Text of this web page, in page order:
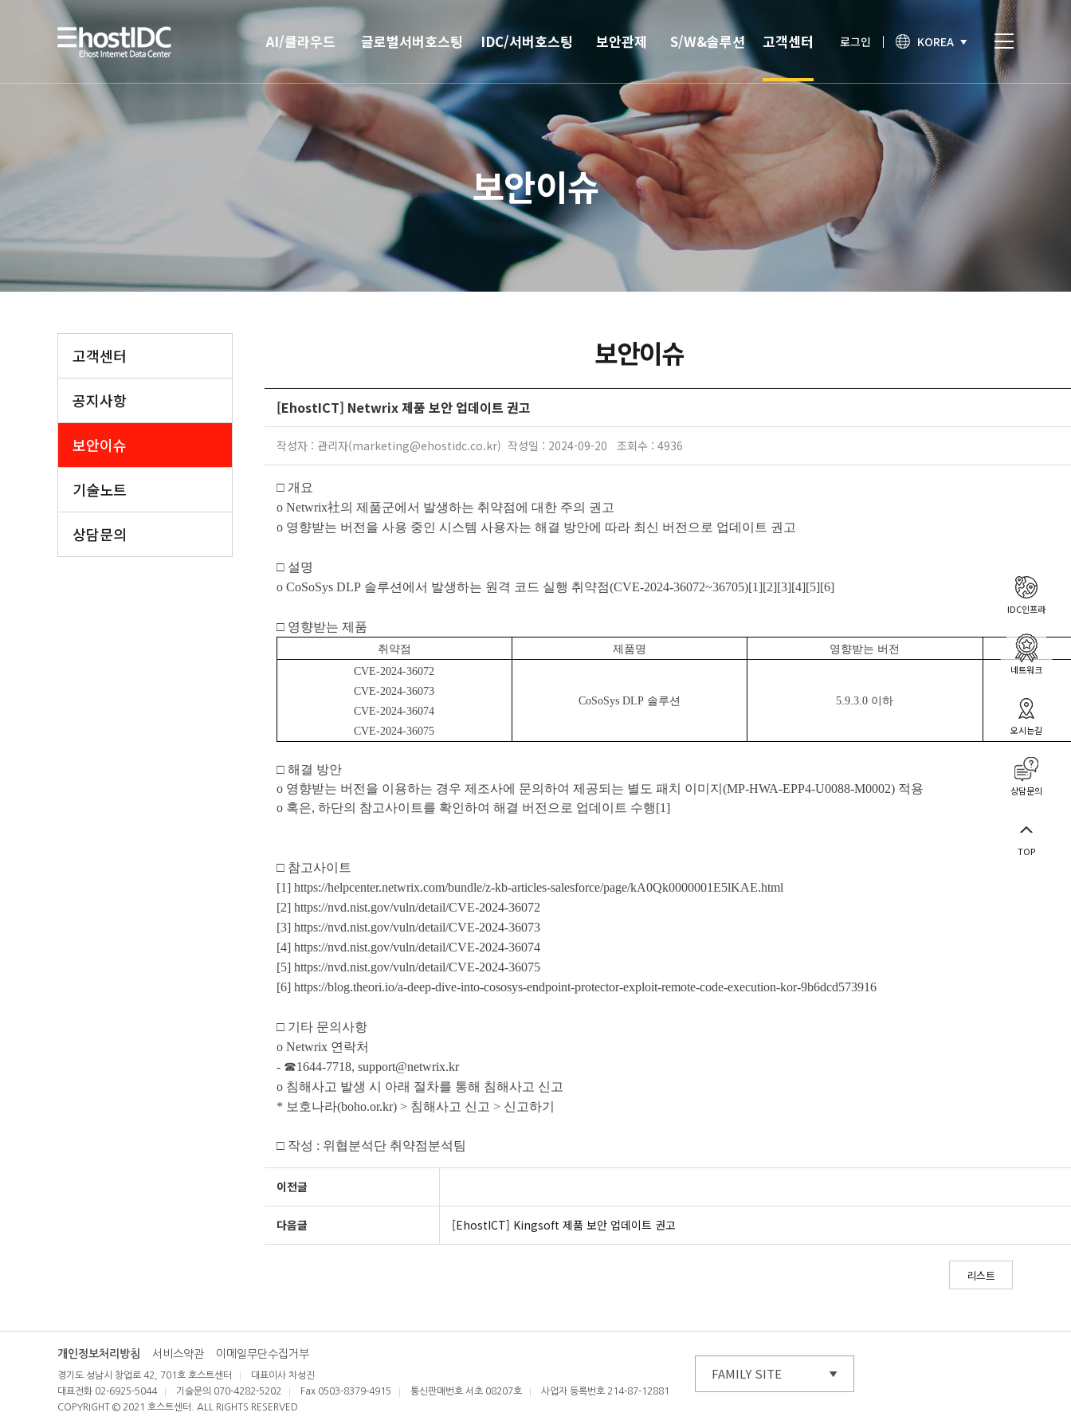
AI/클라우드
AI 인프라
AI 전용 서버호스팅
글로벌서버호스팅
해외
IDC/서버호스팅
서버호스팅
CN2 중국회선
서버 매니지먼트
IPFS 구축
L4 로드밸런싱
보안관제
안티랜섬웨어
웹격리(RBI)
방화벽
보안솔루션
DDoS & 백신
S/W&솔루션
부가서비스
SSO 통합인증
모바일 간편인증
고객센터
공지사항
기술노트
상담문의
로그인 KOREA
보안이슈
고객센터
공지사항
보안이슈
기술노트
상담문의
보안이슈
[EhostICT] Netwrix 제품 보안 업데이트 권고
작성자 : 관리자(marketing@ehostidc.co.kr) 작성일 : 2024-09-20 조회수 : 4936
□ 개요
o Netwrix社의 제품군에서 발생하는 취약점에 대한 주의 권고
o 영향받는 버전을 사용 중인 시스템 사용자는 해결 방안에 따라 최신 버전으로 업데이트 권고
□ 설명
o CoSoSys DLP 솔루션에서 발생하는 원격 코드 실행 취약점(CVE-2024-36072~36705)[1][2][3][4][5][6]
□ 영향받는 제품
취약점 제품명
영향받는 버전
CVE-2024-36072
CVE-2024-36073
CVE-2024-36074
CVE-2024-36075
CoSoSys DLP 솔루션 5.9.3.0 이하
□ 해결 방안
o 영향받는 버전을 이용하는 경우 제조사에 문의하여 제공되는 별도 패치 이미지 (MP-HWA-EPP4-U0088-M0002) 적용
o 혹은, 하단의 참고사이트를 확인하여 해결 버전으로 업데이트 수행[1]
□ 참고사이트
[1] https://helpcenter.netwrix.com/bundle/z-kb-articles-salesforce/page/kA0Qk0000001E5lKAE.html
[2] https://nvd.nist.gov/vuln/detail/CVE-2024-36072
[3] https://nvd.nist.gov/vuln/detail/CVE-2024-36073
[4] https://nvd.nist.gov/vuln/detail/CVE-2024-36074
[5] https://nvd.nist.gov/vuln/detail/CVE-2024-36075
[6] https://blog.theori.io/a-deep-dive-into-cososys-endpoint-protector-exploit-remote-code-execution-kor-9b6dcd573916
□ 기타 문의사항
o Netwrix 연락처
- ☎1644-7718, support@netwrix.kr
o 침해사고 발생 시 아래 절차를 통해 침해사고 신고
* 보호나라(boho.or.kr) > 침해사고 신고 > 신고하기
□ 작성 : 위협분석단 취약점분석팀
이전글
다음글 [EhostICT] Kingsoft 제품 보안 업데이트 권고
리스트
IDC인프라
네트워크
오시는길
상담문의
TOP
개인정보처리방침 서비스약관 이메일무단수집거부
경기도 성남시 창업로 42, 701호 호스트센터
대표이사 차성진
대표전화 02-6925-5044
기술문의 070-4282-5202 Fax 0503-8379-4915 통신판매번호 서초 08207호
사업자 등록번호 214-87-12881
COPYRIGHT © 2021 호스트센터. ALL RIGHTS RESERVED
FAMILY SITE